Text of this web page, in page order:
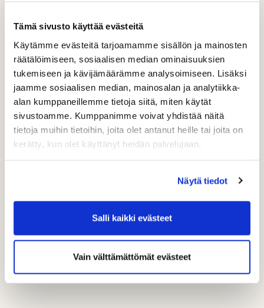
Tämä sivusto käyttää evästeitä
Käytämme evästeitä tarjoamamme sisällön ja mainosten
räätälöimiseen, sosiaalisen median ominaisuuksien
tukemiseen ja kävijämäärämme analysoimiseen. Lisäksi
jaamme sosiaalisen median, mainosalan ja analytiikka-
alan kumppaneillemme tietoja siitä, miten käytät
sivustoamme. Kumppanimme voivat yhdistää näitä
tietoja muihin tietoihin, joita olet antanut heille tai joita on
kerätty, kun olet käyttänyt heidän palvelujaan.
Näytä tiedot
Salli kaikki evästeet
Vain välttämättömät evästeet
tarkemmin kisojen tuloksia.
Brunch & Birdies 9r Kilpailu + Brunch
Afternoon Tee 9r Kilpailu + Late Lunch
Nine & Dine 9r Kilpailu + Dinner
Tervetuloa kokemaan ja nauttimaan Rock Golfista!